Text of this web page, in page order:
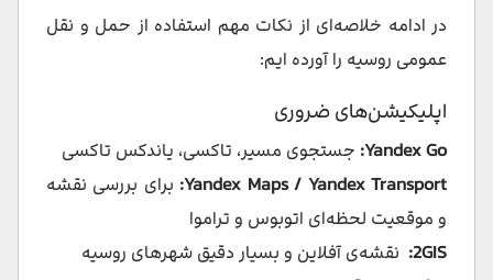
در ادامه خلاصه‌ای از نکات مهم استفاده از حمل و نقل
عمومی روسیه را آورده ایم:
اپلیکیشن‌های ضروری
Yandex Go: جستجوی مسیر، تاکسی، یاندکس تاکسی
Yandex Maps / Yandex Transport: برای بررسی نقشه
و موقعیت لحظه‌ای اتوبوس و تراموا
2GIS: نقشه‌ی آفلاین و بسیار دقیق شهرهای روسیه